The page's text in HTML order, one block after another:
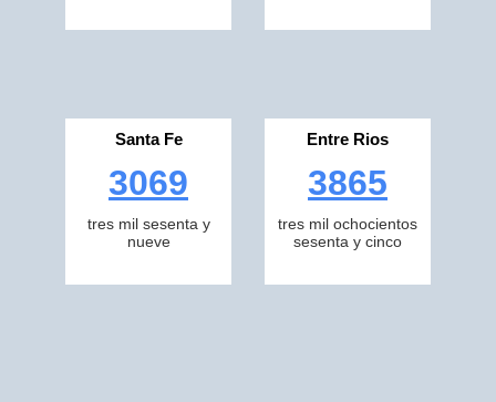
Santa Fe
3069
tres mil sesenta y
nueve
Entre Rios
3865
tres mil ochocientos
sesenta y cinco